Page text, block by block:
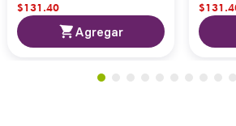
$131.40
Agregar
$131.